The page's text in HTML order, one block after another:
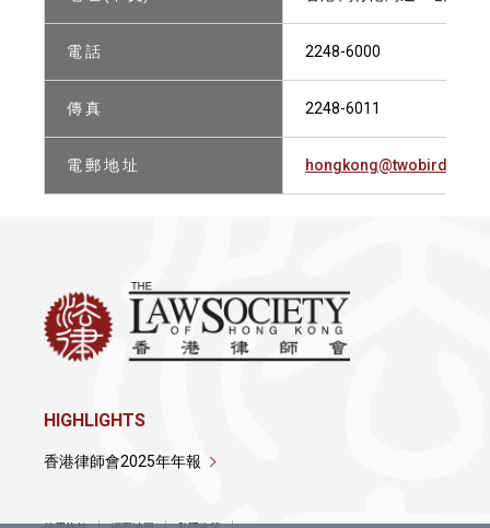
電 話 2248-6000
傳 真 2248-6011
電 郵 地 址
HIGHLIGHTS
香港律師會2025年年報